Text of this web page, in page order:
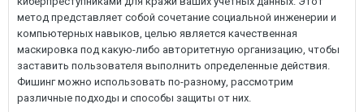
метод представляет собой сочетание социальной инженерии и
компьютерных навыков, целью является качественная
маскировка под какую-либо авторитетную организацию, чтобы
заставить пользователя выполнить определенные действия.
Фишинг можно использовать по-разному, рассмотрим
различные подходы и способы защиты от них.